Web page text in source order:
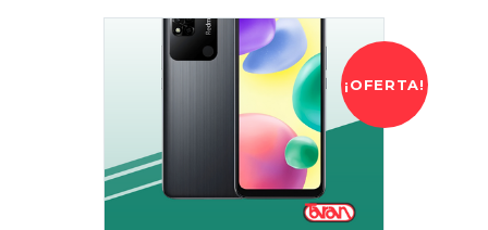
¡OFERTA!